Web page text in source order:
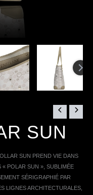
SUN
SUN PREND VIE DANS
« POLAR SUN », SUBLIMÉE
SÉRIGRAPHIÉ PAR
LIGNES ARCHITECTURALES,